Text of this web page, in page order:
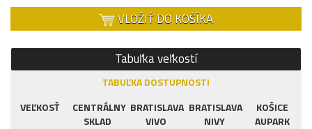
VLOŽIŤ DO KOŠÍKA
Tabuľka veľkostí
TABUĽKA DOSTUPNOSTI
VEĽKOSŤ
CENTRÁLNY
SKLAD
BRATISLAVA
VIVO
BRATISLAVA
NIVY
KOŠICE
AUPARK